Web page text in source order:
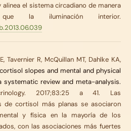
el sistema circadiano de manera
la iluminación interior.
Tavernier R, McQuillan MT, Dahlke KA,
slopes and mental and physical
systematic review and meta-analysis.
2017;83:25 a 41. Las
de cortisol más planas se asociaron
y física en la mayoría de los
con las asociaciones más fuertes